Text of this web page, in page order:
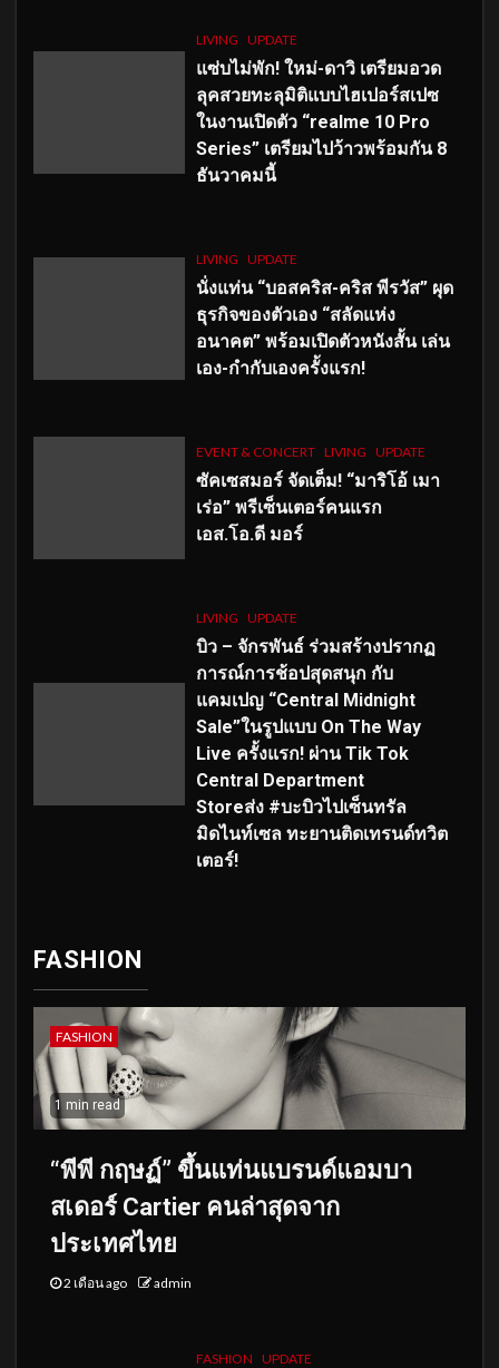
LIVING UPDATE
แซ่บไม่พัก! ใหม่-ดาวิ เตรียมอวด
ลุคสวยทะลุมิติแบบไฮเปอร์สเปซ
ในงานเปิดตัว “realme 10 Pro
Series” เตรียมไปว้าวพร้อมกัน 8
ธันวาคมนี้
LIVING UPDATE
นั่งแท่น “บอสคริส-คริส พีรวัส” ผุด
ธุรกิจของตัวเอง “สลัดแห่ง
อนาคต” พร้อมเปิดตัวหนังสั้น เล่น
เอง-กำกับเองครั้งแรก!
EVENT & CONCERT LIVING UPDATE
ซัคเซสมอร์ จัดเต็ม! “มาริโอ้ เมา
เร่อ” พรีเซ็นเตอร์คนแรก
เอส.โอ.ดี มอร์
LIVING UPDATE
บิว – จักรพันธ์ ร่วมสร้างปรากฏ
การณ์การช้อปสุดสนุก กับ
แคมเปญ “Central Midnight
Sale”ในรูปแบบ On The Way
Live ครั้งแรก! ผ่าน Tik Tok
Central Department
Storeส่ง #บะบิวไปเซ็นทรัล
มิดไนท์เซล ทะยานติดเทรนด์ทวิต
เตอร์!
FASHION
FASHION
1 min read
“พีพี กฤษฏ์” ขึ้นแท่นแบรนด์แอมบา
สเดอร์ Cartier คนล่าสุดจาก
ประเทศไทย
2 เดือน ago admin
FASHION UPDATE